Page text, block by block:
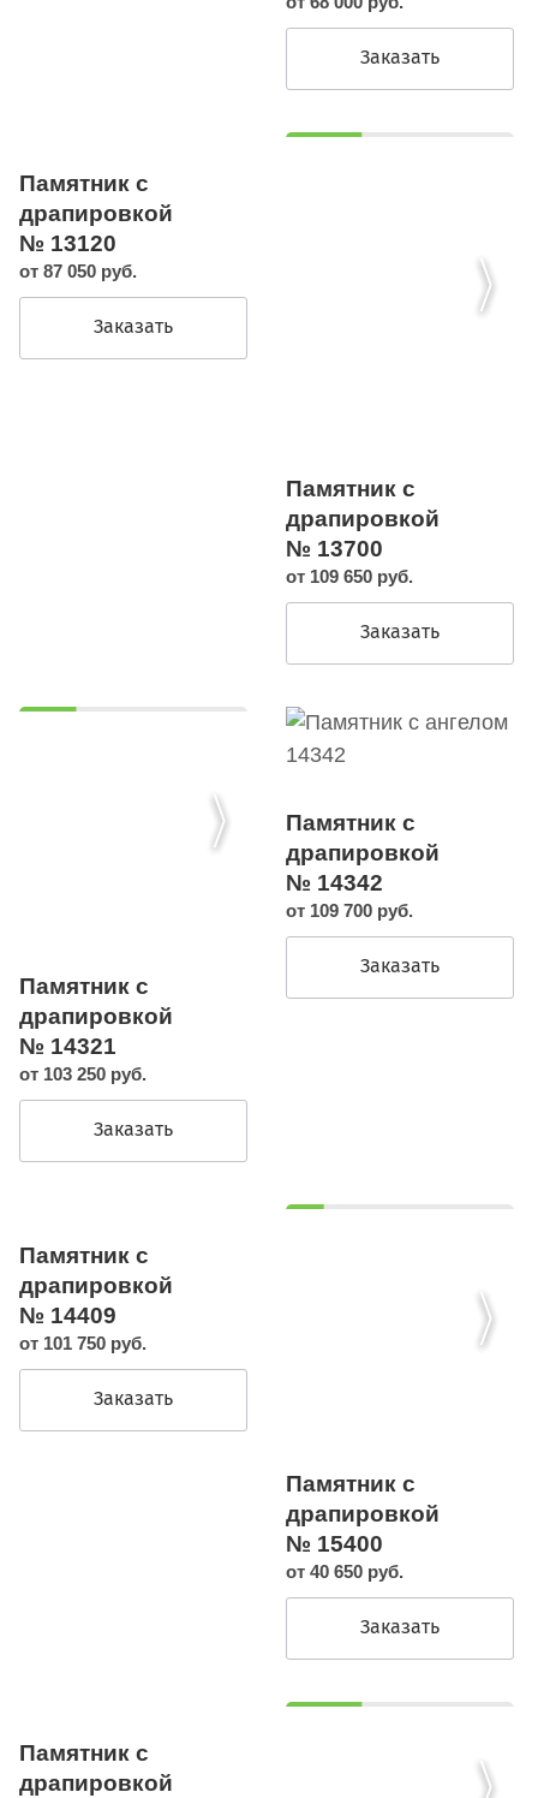
Заказать
Памятник с
драпировкой
№ 13120
от 87 050 руб.
Заказать
Памятник с
драпировкой
№ 13700
от 109 650 руб.
Заказать
Памятник с
драпировкой
№ 14321
от 103 250 руб.
Заказать
Памятник с
драпировкой
№ 14342
от 109 700 руб.
Заказать
Памятник с
драпировкой
№ 14409
от 101 750 руб.
Заказать
Памятник с
драпировкой
№ 15400
от 40 650 руб.
Заказать
Памятник с
драпировкой